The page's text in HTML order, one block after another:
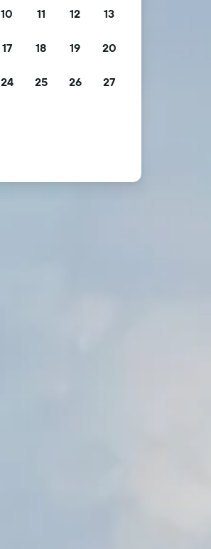
10 11 12 13
17 18 19 20
24 25 26 27